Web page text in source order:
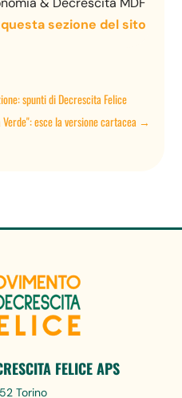
questa sezione del sito
spunti di Decrescita Felice
esce la versione cartacea→
FELICE APS
Torino